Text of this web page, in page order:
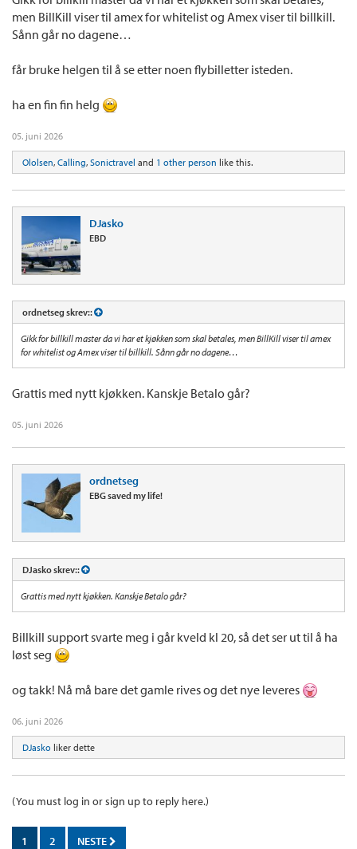
men BillKill viser til amex for whitelist og Amex viser til billkill.
Sånn går no dagene…
får bruke helgen til å se etter noen flybilletter isteden.
ha en fin fin helg
05. juni 2026
Ololsen, Calling, Sonictravel and 1 other person like this.
DJasko
EBD
ordnetseg skrev::
Gikk for billkill master da vi har et kjøkken som skal betales, men BillKill viser til amex
for whitelist og Amex viser til billkill. Sånn går no dagene…
Grattis med nytt kjøkken. Kanskje Betalo går?
05. juni 2026
ordnetseg
EBG saved my life!
DJasko skrev::
Grattis med nytt kjøkken. Kanskje Betalo går?
Billkill support svarte meg i går kveld kl 20, så det ser ut til å ha
løst seg
og takk! Nå må bare det gamle rives og det nye leveres
06. juni 2026
DJasko liker dette
(You must log in or sign up to reply here.)
1 2 NESTE